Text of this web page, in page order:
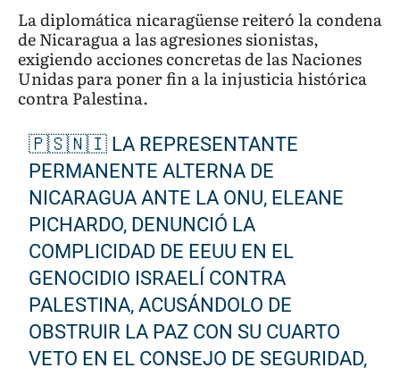
La diplomática nicaragüense reiteró la condena
de Nicaragua a las agresiones sionistas,
exigiendo acciones concretas de las Naciones
Unidas para poner fin a la injusticia histórica
contra Palestina.
🇵🇸🇳🇮 LA REPRESENTANTE
PERMANENTE ALTERNA DE
NICARAGUA ANTE LA ONU, ELEANE
PICHARDO, DENUNCIÓ LA
COMPLICIDAD DE EEUU EN EL
GENOCIDIO ISRAELÍ CONTRA
PALESTINA, ACUSÁNDOLO DE
OBSTRUIR LA PAZ CON SU CUARTO
VETO EN EL CONSEJO DE SEGURIDAD,